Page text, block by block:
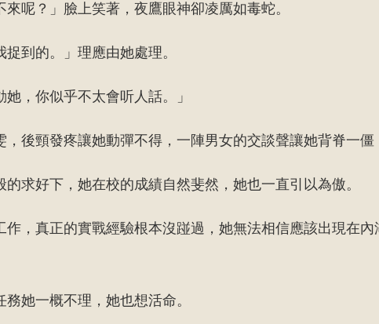
來呢？」臉上笑著，夜鷹眼神卻凌厲如毒蛇。
到的。」理應由她處理。
，你似乎不太會听人話。」
後頸發疼讓她動彈不得，一陣男女的交談聲讓她背脊一僵
求好下，她在校的成績自然斐然，她也一直引以為傲。
，真正的實戰經驗根本沒踫過，她無法相信應該出現在
她一概不理，她也想活命。